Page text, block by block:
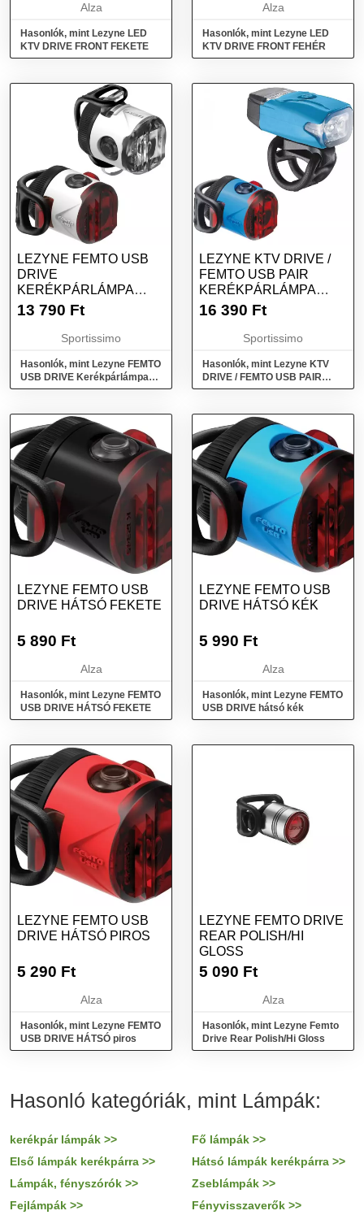
Alza
Hasonlók, mint Lezyne LED
KTV DRIVE FRONT FEKETE
Alza
Hasonlók, mint Lezyne LED
KTV DRIVE FRONT FEHÉR
LEZYNE FEMTO USB
DRIVE
KERÉKPÁRLÁMPA
SZETT, FEHÉR, MÉRET
13 790 Ft
Sportissimo
Hasonlók, mint Lezyne FEMTO
USB DRIVE Kerékpárlámpa
szett, fehér, méret
LEZYNE KTV DRIVE /
FEMTO USB PAIR
KERÉKPÁRLÁMPA
SZETT, KÉK, MÉRET
16 390 Ft
Sportissimo
Hasonlók, mint Lezyne KTV
DRIVE / FEMTO USB PAIR
Kerékpárlámpa szett, kék,
LEZYNE FEMTO USB
DRIVE HÁTSÓ FEKETE
5 890 Ft
Alza
Hasonlók, mint Lezyne FEMTO
USB DRIVE HÁTSÓ FEKETE
LEZYNE FEMTO USB
DRIVE HÁTSÓ KÉK
5 990 Ft
Alza
Hasonlók, mint Lezyne FEMTO
USB DRIVE hátsó kék
LEZYNE FEMTO USB
DRIVE HÁTSÓ PIROS
5 290 Ft
Alza
Hasonlók, mint Lezyne FEMTO
USB DRIVE HÁTSÓ piros
LEZYNE FEMTO DRIVE
REAR POLISH/HI
GLOSS
5 090 Ft
Alza
Hasonlók, mint Lezyne Femto
Drive Rear Polish/Hi Gloss
Hasonló kategóriák, mint Lámpák:
kerékpár lámpák >>
Fő lámpák >>
Első lámpák kerékpárra >>
Hátsó lámpák kerékpárra >>
Lámpák, fényszórók >>
Zseblámpák >>
Fejlámpák >>
Fényvisszaverők >>